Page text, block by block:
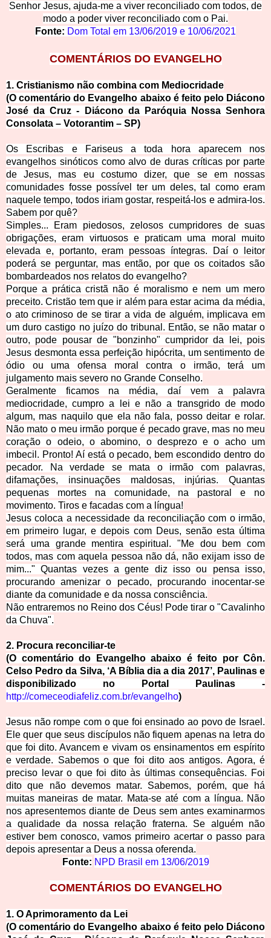
Senhor Jesus, ajuda-me a viver reconciliado com todos, de
modo a poder viver reconciliado com o Pai.
Fonte: Dom Total em 13/06/2019 e 10/06/2021
COMENTÁRIOS DO EVANGELHO
1. Cristianismo não combina com Mediocridade
(O comentário do Evangelho abaixo é feito pelo Diácono
José da Cruz - Diácono da Paróquia Nossa Senhora
Consolata – Votorantim – SP)
Os Escribas e Fariseus a toda hora aparecem nos
evangelhos sinóticos como alvo de duras críticas por parte
de Jesus, mas eu costumo dizer, que se em nossas
comunidades fosse possível ter um deles, tal como eram
naquele tempo, todos iriam gostar, respeitá-los e admira-los.
Sabem por quê?
Simples... Eram piedosos, zelosos cumpridores de suas
obrigações, eram virtuosos e praticam uma moral muito
elevada e, portanto, eram pessoas íntegras. Daí o leitor
poderá se perguntar, mas então, por que os coitados são
bombardeados nos relatos do evangelho?
Porque a prática cristã não é moralismo e nem um mero
preceito. Cristão tem que ir além para estar acima da média,
o ato criminoso de se tirar a vida de alguém, implicava em
um duro castigo no juízo do tribunal. Então, se não matar o
outro, pode pousar de "bonzinho" cumpridor da lei, pois
Jesus desmonta essa perfeição hipócrita, um sentimento de
ódio ou uma ofensa moral contra o irmão, terá um
julgamento mais severo no Grande Conselho.
Geralmente ficamos na média, daí vem a palavra
mediocridade, cumpro a lei e não a transgrido de modo
algum, mas naquilo que ela não fala, posso deitar e rolar.
Não mato o meu irmão porque é pecado grave, mas no meu
coração o odeio, o abomino, o desprezo e o acho um
imbecil. Pronto! Aí está o pecado, bem escondido dentro do
pecador. Na verdade se mata o irmão com palavras,
difamações, insinuações maldosas, injúrias. Quantas
pequenas mortes na comunidade, na pastoral e no
movimento. Tiros e facadas com a língua!
Jesus coloca a necessidade da reconciliação com o irmão,
em primeiro lugar, e depois com Deus, senão esta última
será uma grande mentira espiritual. "Me dou bem com
todos, mas com aquela pessoa não dá, não exijam isso de
mim..." Quantas vezes a gente diz isso ou pensa isso,
procurando amenizar o pecado, procurando inocentar-se
diante da comunidade e da nossa consciência.
Não entraremos no Reino dos Céus! Pode tirar o "Cavalinho
da Chuva".
2. Procura reconciliar-te
(O comentário do Evangelho abaixo é feito por Côn.
Celso Pedro da Silva, ‘A Bíblia dia a dia 2017’, Paulinas e
disponibilizado no Portal Paulinas -
http://comeceodiafeliz.com.br/evangelho)
Jesus não rompe com o que foi ensinado ao povo de Israel.
Ele quer que seus discípulos não fiquem apenas na letra do
que foi dito. Avancem e vivam os ensinamentos em espírito
e verdade. Sabemos o que foi dito aos antigos. Agora, é
preciso levar o que foi dito às últimas consequências. Foi
dito que não devemos matar. Sabemos, porém, que há
muitas maneiras de matar. Mata-se até com a língua. Não
nos apresentemos diante de Deus sem antes examinarmos
a qualidade da nossa relação fraterna. Se alguém não
estiver bem conosco, vamos primeiro acertar o passo para
depois apresentar a Deus a nossa oferenda.
Fonte: NPD Brasil em 13/06/2019
COMENTÁRIOS DO EVANGELHO
1. O Aprimoramento da Lei
(O comentário do Evangelho abaixo é feito pelo Diácono